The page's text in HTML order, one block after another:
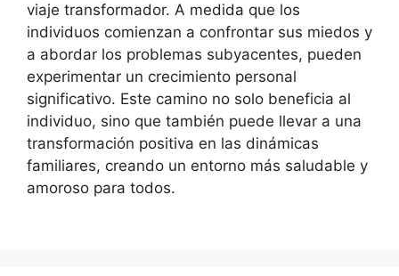
viaje transformador. A medida que los
individuos comienzan a confrontar sus miedos y
a abordar los problemas subyacentes, pueden
experimentar un crecimiento personal
significativo. Este camino no solo beneficia al
individuo, sino que también puede llevar a una
transformación positiva en las dinámicas
familiares, creando un entorno más saludable y
amoroso para todos.